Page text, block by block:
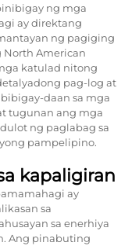
ng mga
ay direktang
ng pagiging
American
katulad nitong
pag-log at
daan sa mga
tugunan ang mga
ng paglabag sa
pampelipino.
kapaligiran
ay
sa
sa enerhiya
Ang pinabuting